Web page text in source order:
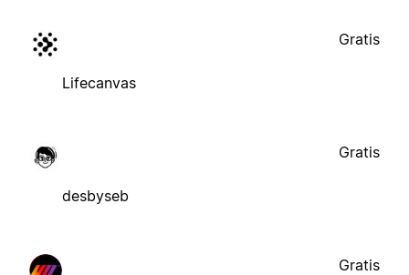
Lifecanvas
Gratis
desbyseb
Gratis
Gratis